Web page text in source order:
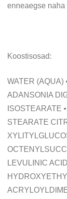
enneaegse
Koostisosad:
WATER (AQUA)
ADANSONIA
ISOSTEARATE
STEARATE
LEVULINIC